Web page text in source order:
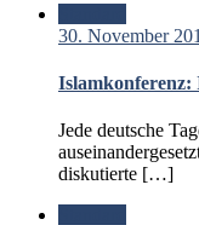
30. November
Islamkonferenz:
Jede deutsche
diskutierte […]